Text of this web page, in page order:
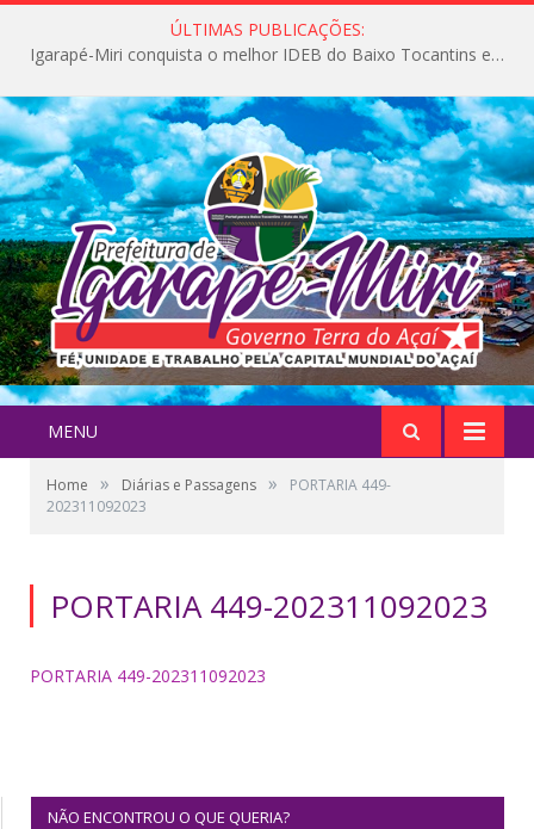
ÚLTIMAS PUBLICAÇÕES:
Igarapé-Miri conquista o melhor IDEB do Baixo Tocantins e avança na qualidade da educação pública
MENU
Home » Diárias e Passagens »
PORTARIA 449-
202311092023
PORTARIA 449-202311092023
PORTARIA 449-202311092023
NÃO ENCONTROU O QUE QUERIA?